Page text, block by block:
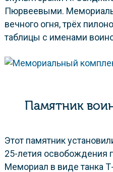
Пюрвеевыми.
вечного огня, трёх
таблицы с именами
Памятник
Этот памятник
25-летия освобождения
Мемориал в виде танка